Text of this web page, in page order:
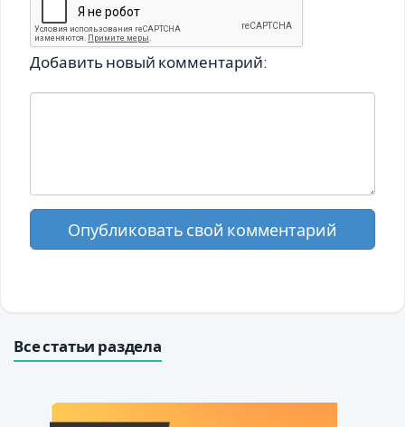
Добавить новый комментарий:
Опубликовать свой комментарий
Все статьи раздела